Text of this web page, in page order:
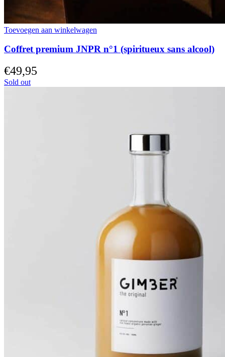
Toevoegen aan winkelwagen
Coffret premium JNPR n°1 (spiritueux sans alcool)
€49,95
Sold out